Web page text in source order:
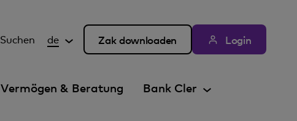
Suchen de Zak downloaden Login
Vermögen & Beratung Bank Cler